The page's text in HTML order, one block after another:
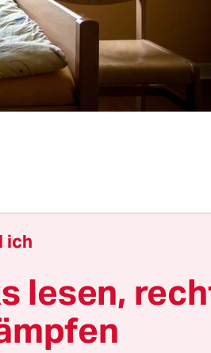
sich zum ersten Mal
Rahmen zur
Hilfs- und
Schutz und Beratung
Gewalt gewährleistet
ich
lesen,